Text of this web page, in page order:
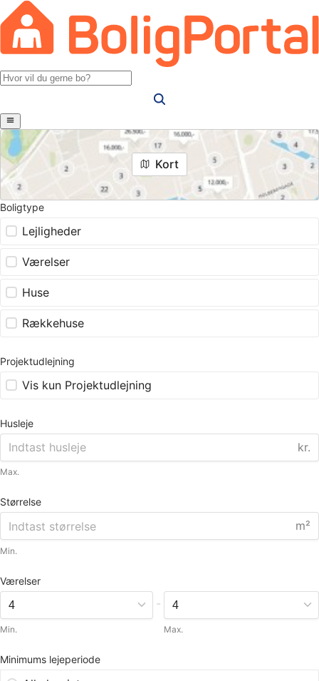
Kort
Boligtype
Lejligheder
Værelser
Huse
Rækkehuse
Projektudlejning
Vis kun Projektudlejning
Husleje
kr.
Max.
Størrelse
m²
Min.
Værelser
Min.
-
Max.
Minimums lejeperiode